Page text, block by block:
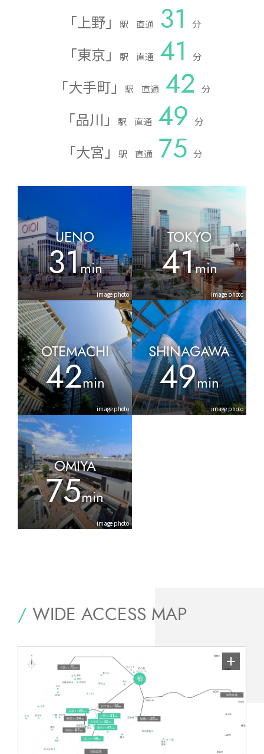
「上野 」 駅 直通 31 分
「東京 」 駅 直通 41 分
「大手町」 駅 直通 42 分
「品川 」 駅 直通 49 分
「大宮 」 駅 直通 75 分
UENO
31min
image photo
TOKYO
41min
image photo
OTEMACHI
42min
image photo
SHINAGAWA
49min
image photo
OMIYA
75min
image photo
/ WIDE ACCESS MAP